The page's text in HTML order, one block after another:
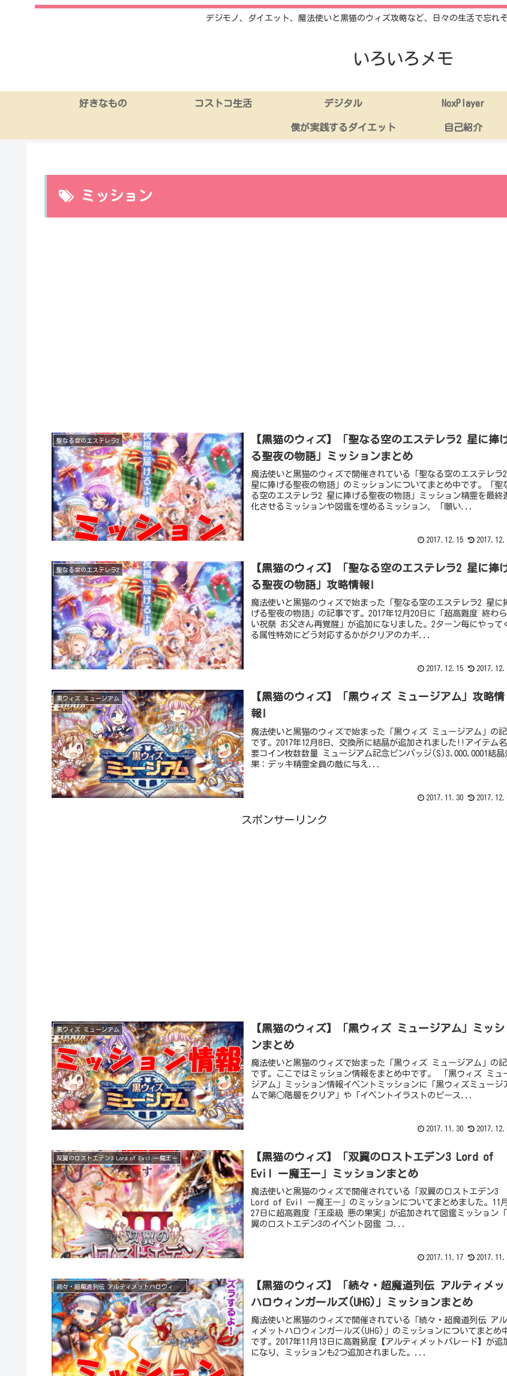
デジモノ、ダイエット、魔法使いと黒猫のウィズ攻略など、日々の生活で忘れ
いろいろメモ
好きなもの コストコ生活 デジタル NoxPlayer
僕が実践するダイエット 自己紹介
ミッション
聖なる空のエステレラ2
【黒猫のウィズ】「聖なる空のエステレラ2 星に捧
る聖夜の物語」ミッションまとめ
魔法使いと黒猫のウィズで開催されている「聖なる空のエステレラ2
星に捧げる聖夜の物語」のミッションについてまとめ中です。「聖
る空のエステレラ2 星に捧げる聖夜の物語」ミッション精霊を最終
化させるミッションや図鑑を埋めるミッション、「願い...
2017.12.15
聖なる空のエステレラ2
【黒猫のウィズ】「聖なる空のエステレラ2 星に捧
る聖夜の物語」攻略情報!
魔法使いと黒猫のウィズで始まった「聖なる空のエステレラ2 星に
げる聖夜の物語」の記事です。2017年12月20日に「超高難度 終わ
い祝祭 お父さん再覚醒」が追加になりました。2ターン毎にやって
る属性特効にどう対応するかがクリアのカギ...
2017.12.15
黒ウィズ ミュージアム
【黒猫のウィズ】「黒ウィズ ミュージアム」攻略情
報!
魔法使いと黒猫のウィズで始まった「黒ウィズ ミュージアム」の
です。2017年12月8日、交換所に結晶が追加されました!!アイテム
要コイン枚数数量 ミュージアム記念ピンバッジ(S)3,000,0001結晶
果：デッキ精霊全員の敵に与え...
2017.11.30
スポンサーリンク
黒ウィズ ミュージアム
【黒猫のウィズ】「黒ウィズ ミュージアム」ミッシ
ンまとめ
魔法使いと黒猫のウィズで始まった「黒ウィズ ミュージアム」の
です。ここではミッション情報をまとめ中です。 「黒ウィズ ミュ
ジアム」ミッション情報イベントミッションに「黒ウィズミュージ
ムで第○階層をクリア」や「イベントイラストのピース...
2017.11.30
双翼のロストエデン3 Lord of Evil ー魔王ー
【黒猫のウィズ】「双翼のロストエデン3 Lord of
Evil ー魔王ー」ミッションまとめ
魔法使いと黒猫のウィズで開催されている「双翼のロストエデン3
Lord of Evil ー魔王ー」のミッションについてまとめました。11月
27日に超高難度「王座級 悪の果実」が追加されて図鑑ミッション
翼のロストエデン3のイベント図鑑 コ...
2017.11.17
続々・超魔道列伝 アルティメットハロウィンガールズ(UHG)
【黒猫のウィズ】「続々・超魔道列伝 アルティメッ
ハロウィンガールズ(UHG)」ミッションまとめ
魔法使いと黒猫のウィズで開催されている「続々・超魔道列伝 ア
ィメットハロウィンガールズ(UHG)」のミッションについてまとめ
です。2017年11月13日に高難易度【アルティメットパレード】が追
になり、ミッションも2つ追加されました。...